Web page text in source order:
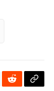
Reddit